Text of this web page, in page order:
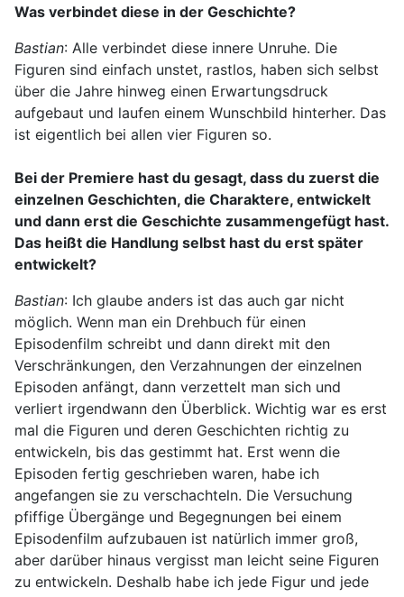
Was verbindet diese in der Geschichte?
Bastian: Alle verbindet diese innere Unruhe. Die
Figuren sind einfach unstet, rastlos, haben sich selbst
über die Jahre hinweg einen Erwartungsdruck
aufgebaut und laufen einem Wunschbild hinterher. Das
ist eigentlich bei allen vier Figuren so.
Bei der Premiere hast du gesagt, dass du zuerst die
einzelnen Geschichten, die Charaktere, entwickelt
und dann erst die Geschichte zusammengefügt hast.
Das heißt die Handlung selbst hast du erst später
entwickelt?
Bastian: Ich glaube anders ist das auch gar nicht
möglich. Wenn man ein Drehbuch für einen
Episodenfilm schreibt und dann direkt mit den
Verschränkungen, den Verzahnungen der einzelnen
Episoden anfängt, dann verzettelt man sich und
verliert irgendwann den Überblick. Wichtig war es erst
mal die Figuren und deren Geschichten richtig zu
entwickeln, bis das gestimmt hat. Erst wenn die
Episoden fertig geschrieben waren, habe ich
angefangen sie zu verschachteln. Die Versuchung
pfiffige Übergänge und Begegnungen bei einem
Episodenfilm aufzubauen ist natürlich immer groß,
aber darüber hinaus vergisst man leicht seine Figuren
zu entwickeln. Deshalb habe ich jede Figur und jede